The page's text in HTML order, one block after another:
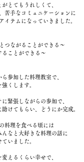
とてもうれしくて、
苦手なコミュニケーションに
イテムになっていきました。
つながることができる～
ることができる～
参加した料理教室で、
くします。
緊張しながらの参加で、
けてもらい、どうにか完成。
料理を食べる頃には
なと大好きな料理の話に
いました。
えるくらい幸せで、